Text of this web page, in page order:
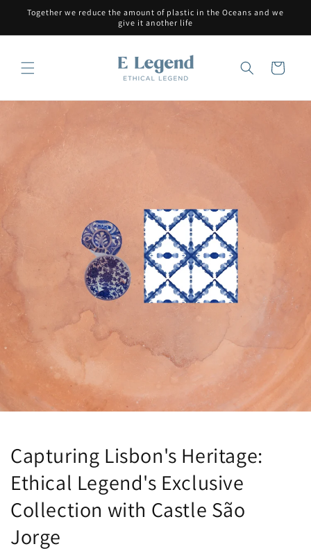
Skip to
content
Together we reduce the amount of plastic in the Oceans and we
give it another life
Cart
Capturing Lisbon's Heritage:
Ethical Legend's Exclusive
Collection with Castle São
Jorge